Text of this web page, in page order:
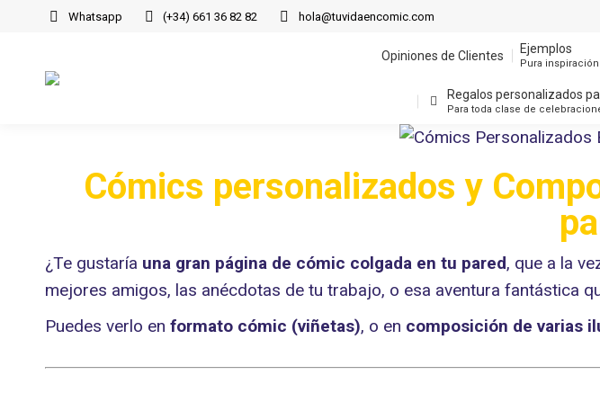
Whatsapp (+34) 661 36 82 82 hola@tuvidaencomic.com
Opiniones de Clientes Ejemplos
Pura inspiración
Regalos personalizados
Para toda clase de
Cómics personalizados y
¿Te gustaría una gran página de cómic colgada en tu pared, que a la
mejores amigos, las anécdotas de tu trabajo, o esa aventura fantástica
Puedes verlo en formato cómic (viñetas), o en composición de varias
Opiniones de Clientes
Regalos personalizados